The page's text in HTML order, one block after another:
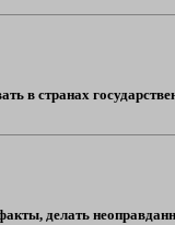
в странах
делать